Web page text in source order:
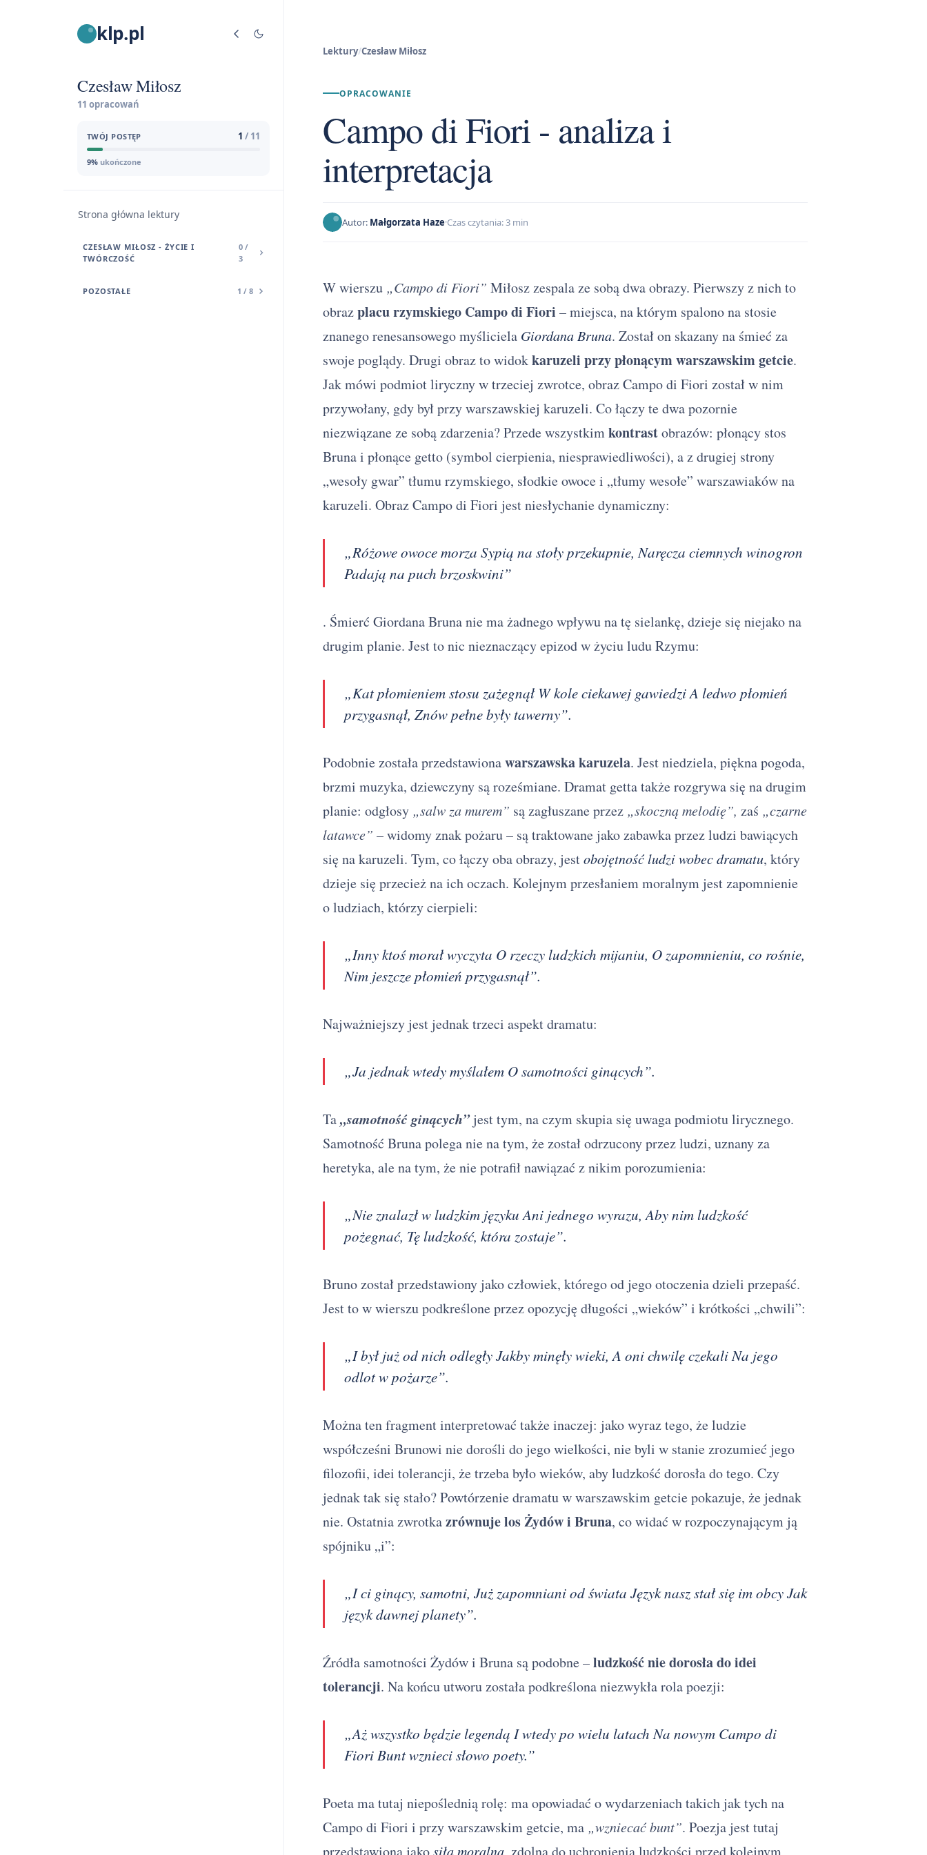
klp.pl
Czesław Miłosz
11 opracowań
TWÓJ POSTĘP 1 / 11
9% ukończone
Strona główna lektury
CZESŁAW MIŁOSZ - ŻYCIE I
TWÓRCZOŚĆ
0 /
3
POZOSTAŁE 1 / 8
Lektury/Czesław Miłosz
OPRACOWANIE
Campo di Fiori - analiza i
interpretacja
Autor: Małgorzata Haze Czas czytania: 3 min
W wierszu „Campo di Fiori” Miłosz zespala ze sobą dwa obrazy. Pierwszy z nich to
obrazplacu rzymskiego Campo di Fiori – miejsca, na którym spalono na stosie
znanego renesansowego myśliciela Giordana Bruna. Został on skazany na śmieć za
swoje poglądy. Drugi obraz to widokkaruzeli przy płonącym warszawskim getcie.
Jak mówi podmiot liryczny w trzeciej zwrotce, obraz Campo di Fiori został w nim
przywołany, gdy był przy warszawskiej karuzeli. Co łączy te dwa pozornie
niezwiązane ze sobą zdarzenia? Przede wszystkimkontrastobrazów: płonący stos
Bruna i płonące getto (symbol cierpienia, niesprawiedliwości), a z drugiej strony
„wesoły gwar” tłumu rzymskiego, słodkie owoce i „tłumy wesołe” warszawiaków na
karuzeli. Obraz Campo di Fiori jest niesłychanie dynamiczny:
„Różowe owoce morza Sypią na stoły przekupnie, Naręcza ciemnych winogron
Padają na puch brzoskwini”
. Śmierć Giordana Bruna nie ma żadnego wpływu na tę sielankę, dzieje się niejako na
drugim planie. Jest to nic nieznaczący epizod w życiu ludu Rzymu:
„Kat płomieniem stosu zażegnął W kole ciekawej gawiedzi A ledwo płomień
przygasnął, Znów pełne były tawerny”.
Podobnie została przedstawionawarszawska karuzela. Jest niedziela, piękna pogoda,
brzmi muzyka, dziewczyny są roześmiane. Dramat getta także rozgrywa się na drugim
planie: odgłosy „salw za murem” są zagłuszane przez „skoczną melodię”, zaś „czarne
latawce” – widomy znak pożaru – są traktowane jako zabawka przez ludzi bawiących
się na karuzeli. Tym, co łączy oba obrazy, jestobojętność ludzi wobec dramatu, który
dzieje się przecież na ich oczach. Kolejnym przesłaniem moralnym jest zapomnienie
o ludziach, którzy cierpieli:
„Inny ktoś morał wyczyta O rzeczy ludzkich mijaniu, O zapomnieniu, co rośnie,
Nim jeszcze płomień przygasnął”.
Najważniejszy jest jednak trzeci aspekt dramatu:
„Ja jednak wtedy myślałem O samotności ginących”.
Ta„samotność ginących” jest tym, na czym skupia się uwaga podmiotu lirycznego.
Samotność Bruna polega nie na tym, że został odrzucony przez ludzi, uznany za
heretyka, ale na tym, że nie potrafił nawiązać z nikim porozumienia:
„Nie znalazł w ludzkim języku Ani jednego wyrazu, Aby nim ludzkość
pożegnać, Tę ludzkość, która zostaje”.
Bruno został przedstawiony jako człowiek, którego od jego otoczenia dzieli przepaść.
Jest to w wierszu podkreślone przez opozycję długości „wieków” i krótkości „chwili”:
„I był już od nich odległy Jakby minęły wieki, A oni chwilę czekali Na jego
odlot w pożarze”.
Można ten fragment interpretować także inaczej: jako wyraz tego, że ludzie
współcześni Brunowi nie dorośli do jego wielkości, nie byli w stanie zrozumieć jego
filozofii, idei tolerancji, że trzeba było wieków, aby ludzkość dorosła do tego. Czy
jednak tak się stało? Powtórzenie dramatu w warszawskim getcie pokazuje, że jednak
nie. Ostatnia zwrotkazrównuje los Żydów i Bruna, co widać w rozpoczynającym ją
spójniku „i”:
„I ci ginący, samotni, Już zapomniani od świata Język nasz stał się im obcy Jak
język dawnej planety”.
Źródła samotności Żydów i Bruna są podobne –ludzkość nie dorosła do idei
tolerancji. Na końcu utworu została podkreślona niezwykła rola poezji:
„Aż wszystko będzie legendą I wtedy po wielu latach Na nowym Campo di
Fiori Bunt wznieci słowo poety.”
Poeta ma tutaj niepoślednią rolę: ma opowiadać o wydarzeniach takich jak tych na
Campo di Fiori i przy warszawskim getcie, ma „wzniecać bunt”. Poezja jest tutaj
przedstawiona jakosiła moralna , zdolna do uchronienia ludzkości przed kolejnym